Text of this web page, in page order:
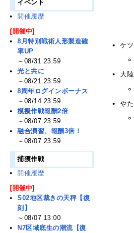
ケ
大
や
イベント
開催履歴
[開催中]
8月特別戦術人形製造確
率UP
～08/31 23:59
光と共に
～08/21 23:59
8周年ログインボーナス
～08/14 23:59
模擬作戦報酬2倍
～08/07 23:59
融合演習、報酬3倍！
～08/07 23:59
捕獲作戦
開催履歴
[開催中]
S02地区裁きの天秤【復
刻】
～08/07 13:00
N7区域底生の潮流【復